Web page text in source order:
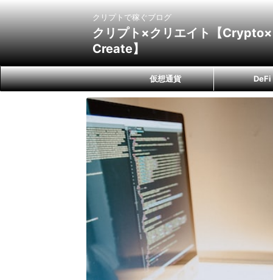
クリプトで稼ぐブログ
クリプト×クリエイト【Crypto×
Create】
仮想通貨 DeFi